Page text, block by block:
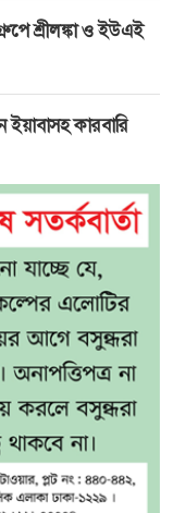
শ্রীলঙ্কা ও ইউএই
ইয়াবাসহ কারবারি